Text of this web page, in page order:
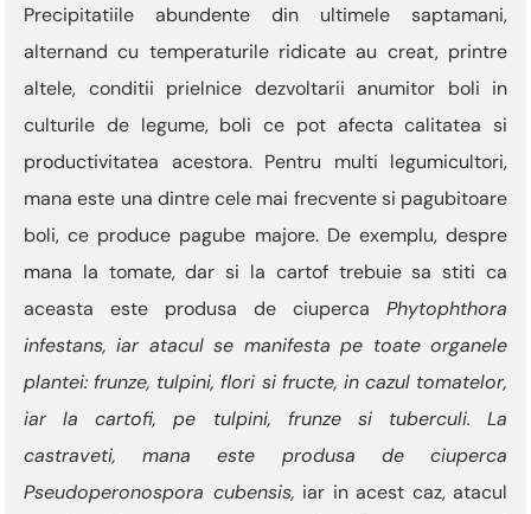
Această
comandă
activează
cititorul
ecran
pentru
ajuta
navigați
interacționați
conținutul.
Precipitatiile abundente din ultimele saptamani,
alternand cu temperaturile ridicate au creat, printre
altele, conditii prielnice dezvoltarii anumitor boli in
culturile de legume, boli ce pot afecta calitatea si
productivitatea acestora. Pentru multi legumicultori,
mana este una dintre cele mai frecvente si pagubitoare
boli, ce produce pagube majore. De exemplu, despre
mana la tomate, dar si la cartof trebuie sa stiti ca
aceasta este produsa de ciuperca Phytophthora
infestans, iar atacul se manifesta pe toate organele
plantei: frunze, tulpini, flori si fructe, in cazul tomatelor,
iar la cartofi, pe tulpini, frunze si tuberculi. La
castraveti, mana este produsa de ciuperca
Pseudoperonospora cubensis, iar in acest caz, atacul